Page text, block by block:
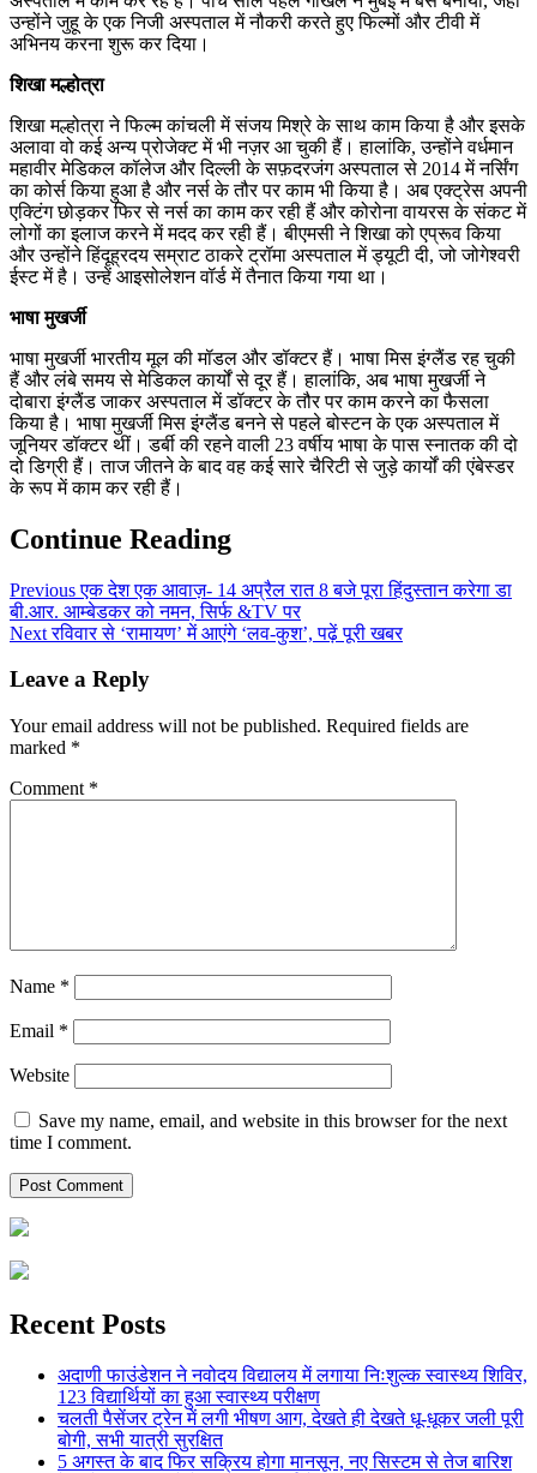
उन्होंने जुहू के एक निजी अस्पताल में नौकरी करते हुए फिल्मों और टीवी में
अभिनय करना शुरू कर दिया।
शिखा मल्होत्रा
शिखा मल्होत्रा ने फिल्म कांचली में संजय मिश्रे के साथ काम किया है और इसके
अलावा वो कई अन्य प्रोजेक्ट में भी नज़र आ चुकी हैं। हालांकि, उन्होंने वर्धमान
महावीर मेडिकल कॉलेज और दिल्ली के सफ़दरजंग अस्पताल से 2014 में नर्सिंग
का कोर्स किया हुआ है और नर्स के तौर पर काम भी किया है। अब एक्ट्रेस अपनी
एक्टिंग छोड़कर फिर से नर्स का काम कर रही हैं और कोरोना वायरस के संकट में
लोगों का इलाज करने में मदद कर रही हैं। बीएमसी ने शिखा को एप्रूव किया
और उन्होंने हिंदूह्रदय सम्राट ठाकरे ट्रॉमा अस्पताल में ड्यूटी दी, जो जोगेश्वरी
ईस्ट में है। उन्हें आइसोलेशन वॉर्ड में तैनात किया गया था।
भाषा मुखर्जी
भाषा मुखर्जी भारतीय मूल की मॉडल और डॉक्टर हैं। भाषा मिस इंग्लैंड रह चुकी
हैं और लंबे समय से मेडिकल कार्यों से दूर हैं। हालांकि, अब भाषा मुखर्जी ने
दोबारा इंग्लैंड जाकर अस्पताल में डॉक्टर के तौर पर काम करने का फैसला
किया है। भाषा मुखर्जी मिस इंग्‍लैंड बनने से पहले बोस्‍टन के एक अस्पताल में
जूनियर डॉक्टर थीं। डर्बी की रहने वाली 23 वर्षीय भाषा के पास स्नातक की दो
दो डिग्री हैं। ताज जीतने के बाद वह कई सारे चैरिटी से जुड़े कार्यों की एंबेस्डर
के रूप में काम कर रही हैं।
Continue Reading
Previousएक देश एक आवाज़- 14 अप्रैल रात 8 बजे पूरा हिंदुस्तान करेगा डा
बी.आर. आम्बेडकर को नमन, सिर्फ &TV पर
Nextरविवार से ‘रामायण’ में आएंगे ‘लव-कुश’, पढ़ें पूरी खबर
Leave a Reply
Your email address will not be published. Required fields are
marked *
Comment *
Name *
Email *
Website
Save my name, email, and website in this browser for the next
time I comment.
Recent Posts
अदाणी फाउंडेशन ने नवोदय विद्यालय में लगाया निःशुल्क स्वास्थ्य शिविर,
123 विद्यार्थियों का हुआ स्वास्थ्य परीक्षण
चलती पैसेंजर ट्रेन में लगी भीषण आग, देखते ही देखते धू-धूकर जली पूरी
बोगी, सभी यात्री सुरक्षित
5 अगस्त के बाद फिर सक्रिय होगा मानसून, नए सिस्टम से तेज बारिश